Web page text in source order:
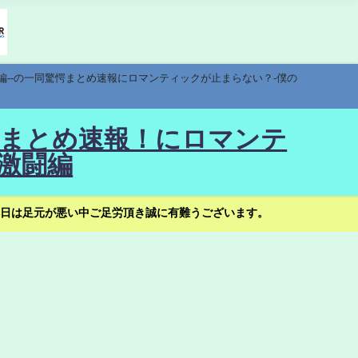
の一同驚愕まとめ速報にロマンティックが止まらない？-僕の
とめ速報！にロマンテ
闘編
足元が悪い中ご足労頂き誠に有難うございます。